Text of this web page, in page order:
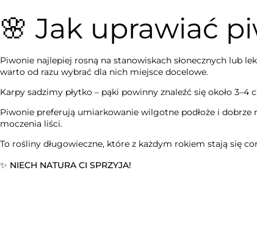
🌸 Jak uprawiać
Piwonie najlepiej rosną na stanowiskach słonecznych lub
warto od razu wybrać dla nich miejsce docelowe.
Karpy sadzimy płytko – pąki powinny znaleźć się około
Piwonie preferują umiarkowanie wilgotne podłoże i
moczenia liści.
To rośliny długowieczne, które z każdym rokiem stają się
✨ NIECH NATURA CI SPRZYJA!